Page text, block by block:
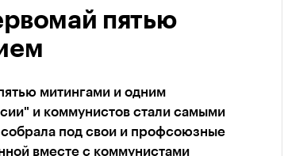
пятью
митингами и одним
и коммунистов стали самыми
под свои и профсоюзные
вместе с коммунистами